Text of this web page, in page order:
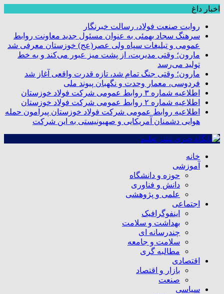
اخبار داغ
روایت صنعت فولاد،‌ رسالت خبرنگار
سرهنگ سجاد بهمئی به عنوان مسئول جدید معاونت روابط
عمومی و تبلیغات سپاه ولی عصر(عج) خوزستان معرفی شد
مارون؛ وقتی مدیریت، از پشت میز عبور می‌کند و به خط
تولید می‌رسد
مارون؛ وقتی جنگ تمام شد، تازه قدرت واقعی آغاز شد
فردوسی، معمار وحدت و نگهبان پیوند ملی
اطلاعیه شماره ۳ روابط عمومی شرکت فولاد خوزستان
اطلاعیه شماره ۲ روابط عمومی شرکت فولاد خوزستان
اطلاعیه روابط عمومی شرکت فولاد خوزستان پیرامون حمله
هوایی دشمنان آمریکایی و صهیونیستی به این شرکت
خانه
آموزشی
حوزه و دانشگاه
دانش و فناوری
علمی و پژوهشی
اجتماعی
اینفوگرافیک
بهداشت و سلامت
چندرسانه ای
سلامت و جامعه
مطالبه گری
اقتصادی
بازار و اقتصاد
صنعت
سیاسی